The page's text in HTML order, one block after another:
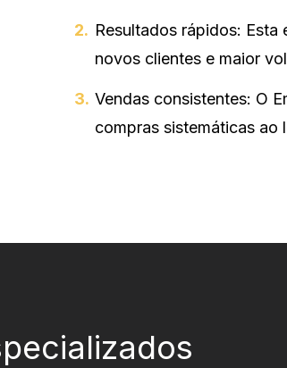
Resultados rápidos:
novos clientes e maior
Vendas consistentes: O
compras sistemáticas ao